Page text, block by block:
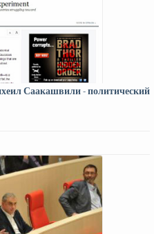
Саакашвили - политический